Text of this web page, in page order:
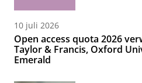
10 juli 2026
Open access quota 2026
Taylor & Francis, Oxford
Emerald